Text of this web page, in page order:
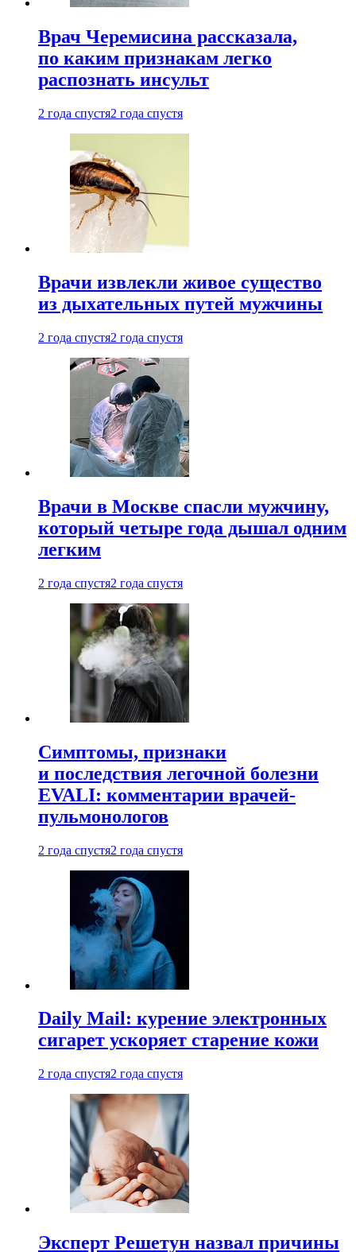
Врач Черемисина рассказала,
по каким признакам легко
распознать инсульт
2 года спустя2 года спустя
Врачи извлекли живое существо
из дыхательных путей мужчины
2 года спустя2 года спустя
Врачи в Москве спасли мужчину,
который четыре года дышал одним
легким
2 года спустя2 года спустя
Симптомы, признаки
и последствия легочной болезни
EVALI: комментарии врачей-
пульмонологов
2 года спустя2 года спустя
Daily Mail: курение электронных
сигарет ускоряет старение кожи
2 года спустя2 года спустя
Эксперт Решетун назвал причины